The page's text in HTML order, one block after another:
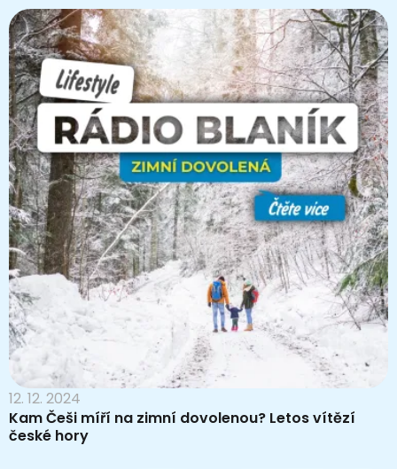
12. 12. 2024
Kam Češi míří na zimní dovolenou? Letos vítězí
české hory